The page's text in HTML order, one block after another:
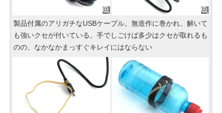
製品付属のアリガチなUSBケーブル。無造作に巻かれ、解いて
も強いクセが付いている。手でしごけば多少はクセが取れるも
のの、なかなかまっすぐキレイにはならない